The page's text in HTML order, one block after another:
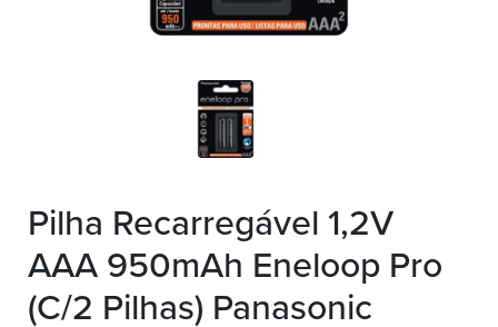
Pilha Recarregável 1,2V
AAA 950mAh Eneloop Pro
(C/2 Pilhas) Panasonic